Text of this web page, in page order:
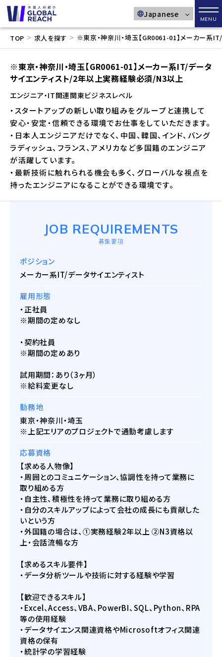
メ
TOP > 求人を探す > ※東京・神奈川・埼玉【GR0061-01】メーカー系
※東京・神奈川・埼玉【GR0061-01】メーカー系IT/データ
サイエンティスト/2年以上実務経験必須/N3以上
エンジニア・IT関連関東ビジネスレベル
・スタートアップの新しい取り組みをグループと連携して
安心・安定・信頼できる環境でお仕事をしていただきます。
・日本人エンジニアだけでなく、中国、韓国、インド、バング
ラディッシュ、フランス、アメリカなど多国籍のエンジニア
が活躍しています。
・最新技術に触れられる機会も多く、グローバルな視点を
持ったエンジニアになることができる環境です。
JOB REQUIREMENTS
募集要項
ポジション
メーカー系IT/データサイエンティスト
雇用形態
・正社員
※期間の定めなし
・契約社員
※期間の定めあり
試用期間：あり（3ヶ月）
※給料変更なし
勤務地
東京・神奈川・埼玉
※上記エリアのプロジェクトで通勤考慮します
応募資格
【求める人物像】
・周囲とのコミュニケーション、協調性を持って業務に
取り組める方
・自主性、積極性を持って業務に取り組める方
・自分のスキルアップによって会社の成⻑にも貢献した
いという方
・外国籍の場合は、①実務経験2年以上 ②N3資格以
上・会話流暢な方
【求めるスキル要件】
・データ分析ツールや技術に対する経験や学習
【歓迎できるスキル】
・Excel、Access、VBA、PowerBI、SQL、Python、RPA
等の使用経験
・データサイエンス関連資格やMicrosoftオフィス関連
資格の保有
・統計学の学習経験